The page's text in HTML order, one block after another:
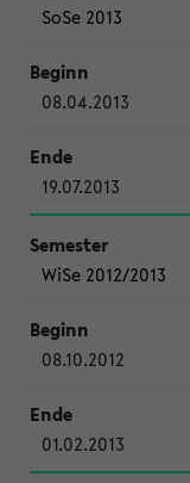
SoSe 2013
08.04.2013
19.07.2013
WiSe 2012/2013
08.10.2012
01.02.2013